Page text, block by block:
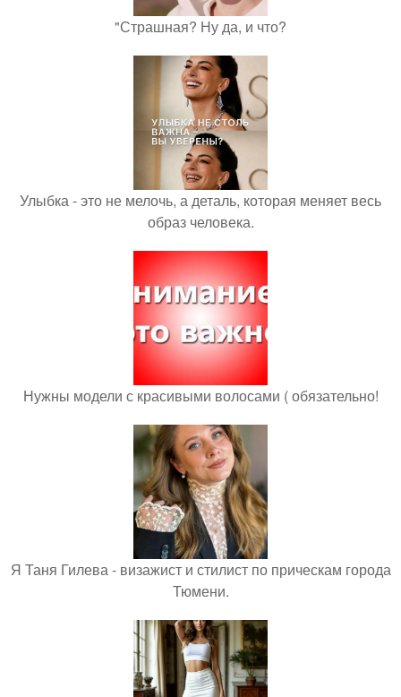
"Страшная? Ну да, и что?
Улыбка - это не мелочь, а деталь, которая меняет весь
образ человека.
Нужны модели с красивыми волосами ( обязательно!
Я Таня Гилева - визажист и стилист по прическам города
Тюмени.